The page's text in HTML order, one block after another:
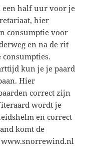
half uur voor je
hier
consumptie voor
en na de rit
consumpties.
kun je je paard
Hier
correct zijn
wordt je
en correct
komt de